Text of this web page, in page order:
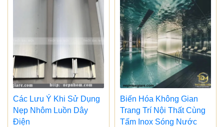
Các Lưu Ý Khi Sử Dụng
Nẹp Nhôm Luồn Dây
Điện
Biến Hóa Không Gian
Trang Trí Nội Thất Cùng
Tấm Inox Sóng Nước